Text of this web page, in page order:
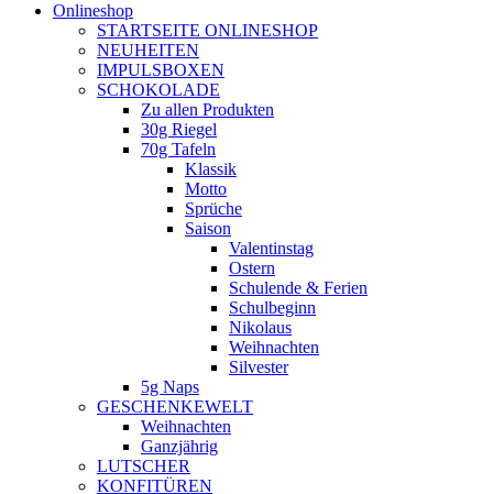
opensOnlineshop
STARTSEITE ONLINESHOP
NEUHEITEN
IMPULSBOXEN
SCHOKOLADE
Zu allen Produkten
30g Riegel
70g Tafeln
Klassik
Motto
Sprüche
Saison
Valentinstag
Ostern
Schulende & Ferien
Schulbeginn
Nikolaus
Weihnachten
Silvester
5g Naps
GESCHENKEWELT
Weihnachten
Ganzjährig
LUTSCHER
KONFITÜREN